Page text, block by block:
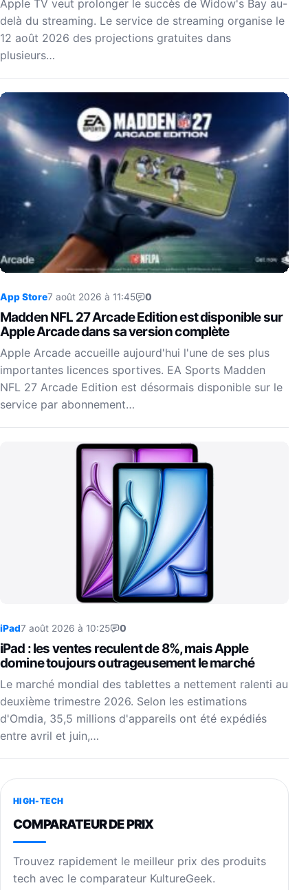
Apple TV veut prolonger le succès de Widow's Bay au-
delà du streaming. Le service de streaming organise le
12 août 2026 des projections gratuites dans
plusieurs…
App Store7 août 2026 à 11:45 0
Madden NFL 27 Arcade Edition est disponible sur
Apple Arcade dans sa version complète
Apple Arcade accueille aujourd'hui l'une de ses plus
importantes licences sportives. EA Sports Madden
NFL 27 Arcade Edition est désormais disponible sur le
service par abonnement…
iPad7 août 2026 à 10:25 0
iPad : les ventes reculent de 8%, mais Apple
domine toujours outrageusement le marché
Le marché mondial des tablettes a nettement ralenti au
deuxième trimestre 2026. Selon les estimations
d'Omdia, 35,5 millions d'appareils ont été expédiés
entre avril et juin,…
HIGH-TECH
COMPARATEUR DE PRIX
Trouvez rapidement le meilleur prix des produits
tech avec le comparateur KultureGeek.